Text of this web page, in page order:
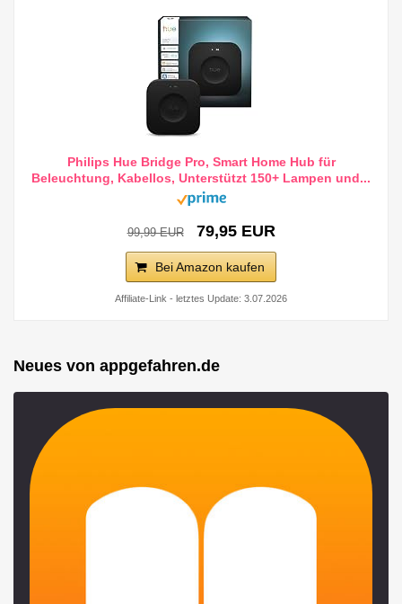
Philips Hue Bridge Pro, Smart Home Hub für
Beleuchtung, Kabellos, Unterstützt 150+ Lampen und...
99,99 EUR 79,95 EUR
Bei Amazon kaufen
Affiliate-Link - letztes Update: 3.07.2026
Neues von appgefahren.de